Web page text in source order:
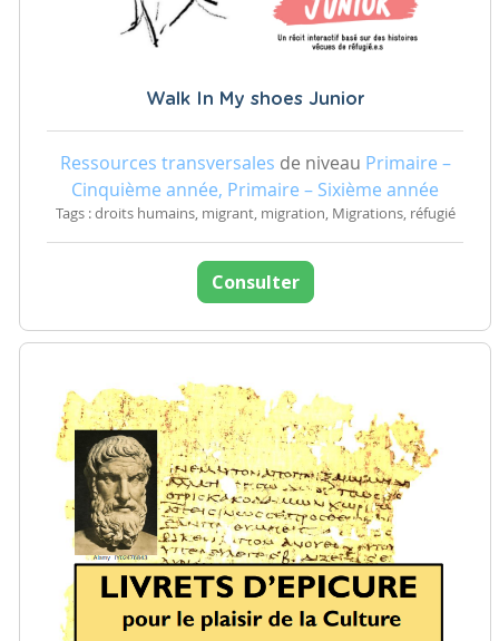
Walk In My shoes Junior
Ressources transversales de niveau Primaire –
Cinquième année, Primaire – Sixième année
Tags : droits humains, migrant, migration, Migrations, réfugié
Consulter